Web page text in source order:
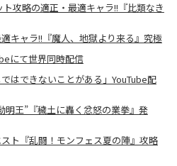
攻略の適正・最適キャラ!!『比類なき
キャラ!!『魔人、地獄より来る』究極
にて世界同時配信
はできないことがある」YouTube配
明王”『穢土に轟く忿怒の業拳』発
ト『乱闘！モンフェス夏の陣』攻略